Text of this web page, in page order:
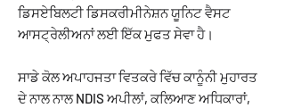
ਡਿਸਏਬਿਲਟੀ ਡਿਸਕਰੀਮੀਨੇਸ਼ਨ ਯੂਨਿਟ ਵੈਸਟ
ਆਸਟ੍ਰੇਲੀਅਨਾਂ ਲਈ ਇੱਕ ਮੁਫਤ ਸੇਵਾ ਹੈ।
ਸਾਡੇ ਕੋਲ ਅਪਾਹਜਤਾ ਵਿਤਕਰੇ ਵਿੱਚ ਕਾਨੂੰਨੀ ਮੁਹਾਰਤ
ਦੇ ਨਾਲ ਨਾਲ NDIS ਅਪੀਲਾਂ, ਕਲਿਆਣ ਅਧਿਕਾਰਾਂ,